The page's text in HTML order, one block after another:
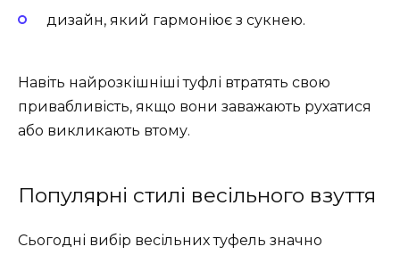
дизайн, який гармоніює з сукнею.
Навіть найрозкішніші туфлі втратять свою
привабливість, якщо вони заважають рухатися
або викликають втому.
Популярні стилі весільного взуття
Сьогодні вибір весільних туфель значно